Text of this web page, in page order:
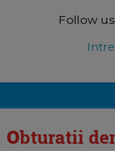
Follow
obturatii